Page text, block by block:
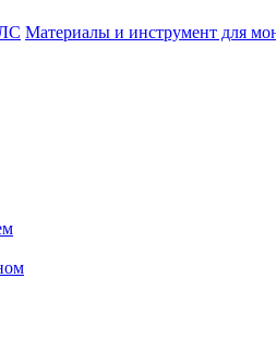
Материалы и инструмент для